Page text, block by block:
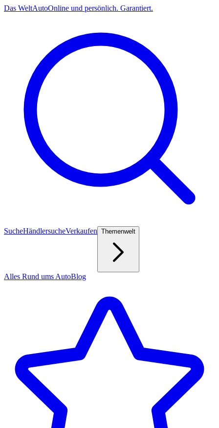
Das WeltAutoOnline und persönlich. Garantiert.
SucheHändlersucheVerkaufen Themenwelt
Alles Rund ums AutoBlog